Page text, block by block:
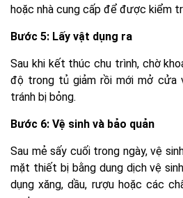
hoặc nhà cung cấp để được kiểm
Bước 5: Lấy vật dụng ra
Sau khi kết thúc chu trình, chờ
độ trong tủ giảm rồi mới mở cửa
tránh bị bỏng.
Bước 6: Vệ sinh và bảo quản
Sau mẻ sấy cuối trong ngày, vệ
mặt thiết bị bằng dung dịch vệ
dụng xăng, dầu, rượu hoặc các